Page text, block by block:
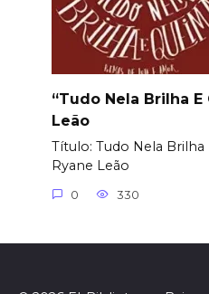
“Tudo Nela Brilha E
Leão
Título: Tudo Nela
Ryane Leão
0 330